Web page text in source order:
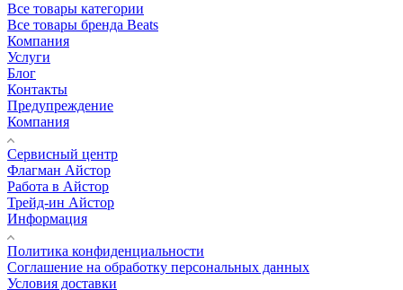
Все товары категории
Все товары бренда Beats
Компания
Услуги
Блог
Контакты
Предупреждение
Компания
Сервисный центр
Флагман Айстор
Работа в Айстор
Трейд-ин Айстор
Информация
Политика конфиденциальности
Соглашение на обработку персональных данных
Условия доставки